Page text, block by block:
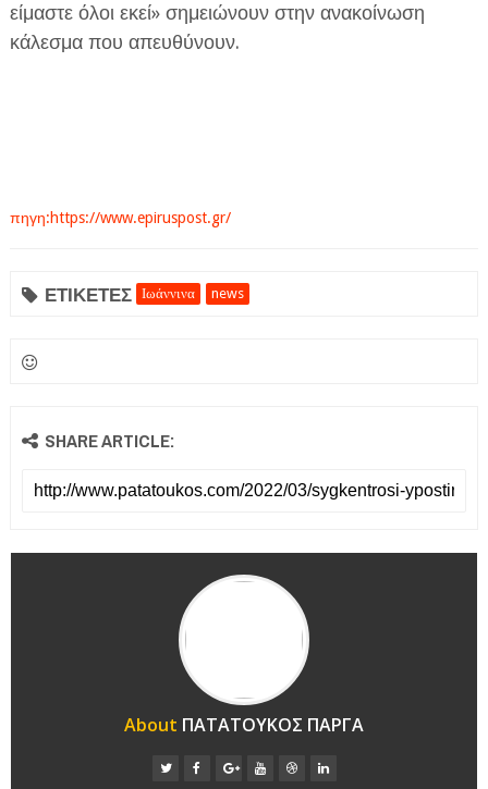
είμαστε όλοι εκεί» σημειώνουν στην ανακοίνωση
κάλεσμα που απευθύνουν.
πηγη:https://www.epiruspost.gr/
ΕΤΙΚΕΤΕΣ Ιωάννινα news
SHARE ARTICLE:
About ΠΑΤΑΤΟΥΚΟΣ ΠΑΡΓΑ